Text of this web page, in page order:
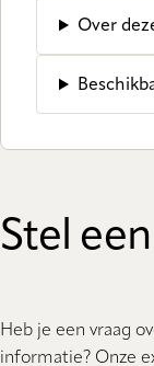
Over
Stel
Heb je een vraag
informatie? Onze